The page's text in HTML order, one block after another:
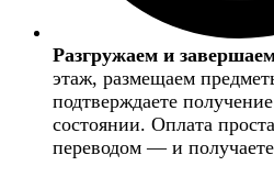
Разгружаем и
этаж, размещаем
подтверждаете
состоянии. Оплата
переводом — и